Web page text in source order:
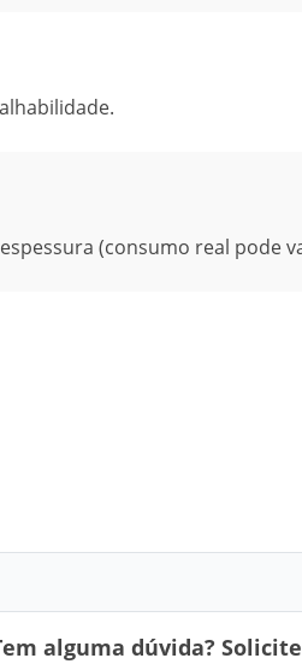
(consumo real pode
alguma dúvida?